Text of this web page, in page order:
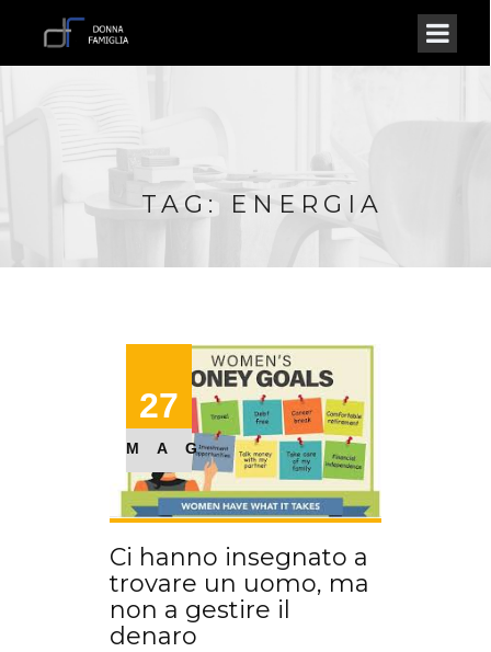
TAG: ENERGIA
27
MAG
Ci hanno insegnato a
trovare un uomo, ma
non a gestire il
denaro